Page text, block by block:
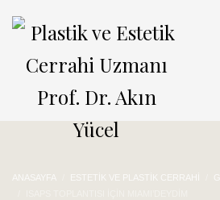
ANASAYFA ESTETIK VE PLASTIK CERRAHI